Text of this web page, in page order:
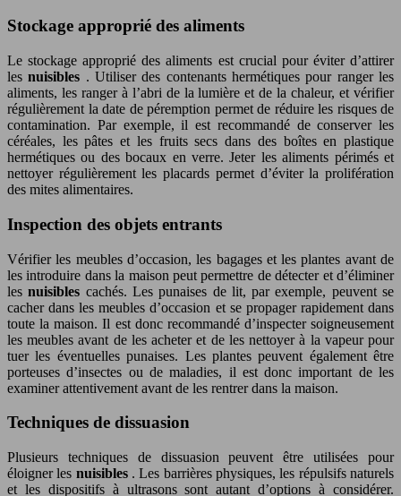
Stockage approprié des aliments
Le stockage approprié des aliments est crucial pour éviter d’attirer
lesnuisibles . Utiliser des contenants hermétiques pour ranger les
aliments, les ranger à l’abri de la lumière et de la chaleur, et vérifier
régulièrement la date de péremption permet de réduire les risques de
contamination. Par exemple, il est recommandé de conserver les
céréales, les pâtes et les fruits secs dans des boîtes en plastique
hermétiques ou des bocaux en verre. Jeter les aliments périmés et
nettoyer régulièrement les placards permet d’éviter la prolifération
des mites alimentaires.
Inspection des objets entrants
Vérifier les meubles d’occasion, les bagages et les plantes avant de
les introduire dans la maison peut permettre de détecter et d’éliminer
lesnuisibles cachés. Les punaises de lit, par exemple, peuvent se
cacher dans les meubles d’occasion et se propager rapidement dans
toute la maison. Il est donc recommandé d’inspecter soigneusement
les meubles avant de les acheter et de les nettoyer à la vapeur pour
tuer les éventuelles punaises. Les plantes peuvent également être
porteuses d’insectes ou de maladies, il est donc important de les
examiner attentivement avant de les rentrer dans la maison.
Techniques de dissuasion
Plusieurs techniques de dissuasion peuvent être utilisées pour
éloigner les nuisibles . Les barrières physiques, les répulsifs naturels
et les dispositifs à ultrasons sont autant d’options à considérer.